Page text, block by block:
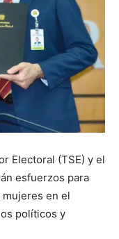
Electoral (TSE) y el
esfuerzos para
en el
políticos y